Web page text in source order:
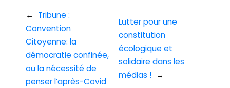
←
Tribune :
Convention
Citoyenne: la
démocratie confinée,
ou la nécessité de
penser l’après-Covid
Lutter pour une
constitution
écologique et
solidaire dans les
médias ! →